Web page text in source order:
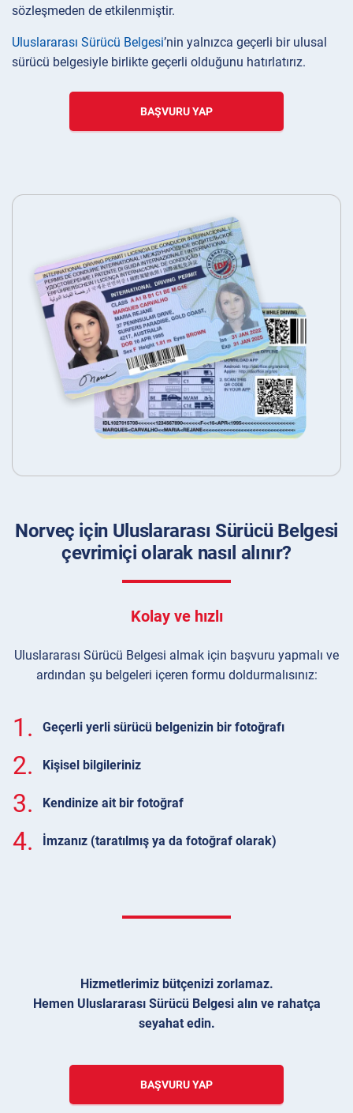
sözleşmeden de etkilenmiştir.
Uluslararası Sürücü Belgesi’nin yalnızca geçerli bir ulusal
sürücü belgesiyle birlikte geçerli olduğunu hatırlatırız.
BAŞVURU YAP
Norveç için Uluslararası Sürücü Belgesi
çevrimiçi olarak nasıl alınır?
Kolay ve hızlı
Uluslararası Sürücü Belgesi almak için başvuru yapmalı ve
ardından şu belgeleri içeren formu doldurmalısınız:
1. Geçerli yerli sürücü belgenizin bir fotoğrafı
2. Kişisel bilgileriniz
3. Kendinize ait bir fotoğraf
4. İmzanız (taratılmış ya da fotoğraf olarak)
Hizmetlerimiz bütçenizi zorlamaz.
Hemen Uluslararası Sürücü Belgesi alın ve rahatça
seyahat edin.
BAŞVURU YAP